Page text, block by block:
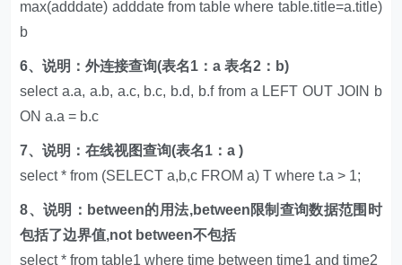
max(adddate) adddate from table where table.title=a.title)
b
6、说明：外连接查询(表名1：a 表名2：b)
select a.a, a.b, a.c, b.c, b.d, b.f from a LEFT OUT JOIN b
ON a.a = b.c
7、说明：在线视图查询(表名1：a )
select * from (SELECT a,b,c FROM a) T where t.a > 1;
8、说明：between的用法,between限制查询数据范围时
包括了边界值,not between不包括
select * from table1 where time between time1 and time2